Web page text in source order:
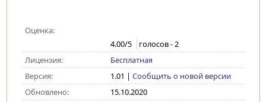
Оценка:
4.00/5 голосов -2
Лицензия:
Бесплатная
Версия:
1.01 | Сообщить о новой версии
Обновлено:
15.10.2020